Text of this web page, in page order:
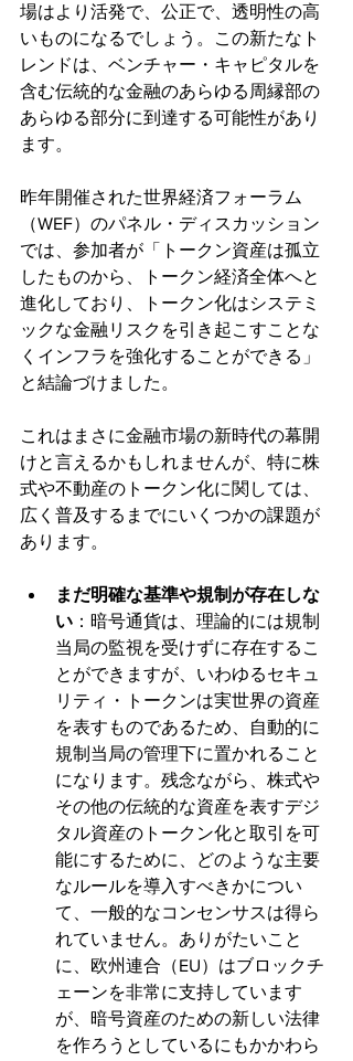
場はより活発で、公正で、透明性の高
いものになるでしょう。この新たなト
レンドは、ベンチャー・キャピタルを
含む伝統的な金融のあらゆる周縁部の
あらゆる部分に到達する可能性があり
ます。
昨年開催された世界経済フォーラム
（WEF）のパネル・ディスカッション
では、参加者が「トークン資産は孤立
したものから、トークン経済全体へと
進化しており、トークン化はシステミ
ックな金融リスクを引き起こすことな
くインフラを強化することができる」
と結論づけました。
これはまさに金融市場の新時代の幕開
けと言えるかもしれませんが、特に株
式や不動産のトークン化に関しては、
広く普及するまでにいくつかの課題が
あります。
まだ明確な基準や規制が存在しな
い ：暗号通貨は、理論的には規制
当局の監視を受けずに存在するこ
とができますが、いわゆるセキュ
リティ・トークンは実世界の資産
を表すものであるため、自動的に
規制当局の管理下に置かれること
になります。残念ながら、株式や
その他の伝統的な資産を表すデジ
タル資産のトークン化と取引を可
能にするために、どのような主要
なルールを導入すべきかについ
て、一般的なコンセンサスは得ら
れていません。ありがたいこと
に、欧州連合（EU）はブロックチ
ェーンを非常に支持しています
が、暗号資産のための新しい法律
を作ろうとしているにもかかわら